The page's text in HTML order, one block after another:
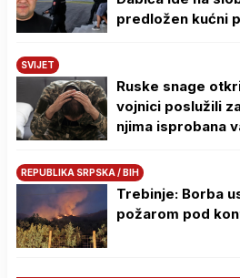
predložen kućni
SVIJET
Ruske snage
vojnici poslužili
njima isprobana
REPUBLIKA SRPSKA / BIH
Trebinje: Borba
požarom pod